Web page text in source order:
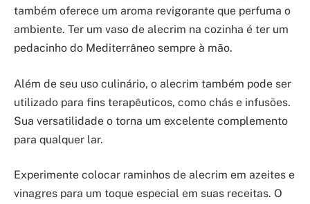
também oferece um aroma revigorante que perfuma o
ambiente. Ter um vaso de alecrim na cozinha é ter um
pedacinho do Mediterrâneo sempre à mão.
Além de seu uso culinário, o alecrim também pode ser
utilizado para fins terapêuticos, como chás e infusões.
Sua versatilidade o torna um excelente complemento
para qualquer lar.
Experimente colocar raminhos de alecrim em azeites e
vinagres para um toque especial em suas receitas. O